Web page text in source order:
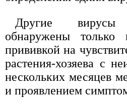
Другие
обнаружены только
прививкой на
растения-хозяева с
нескольких месяцев
и проявлением